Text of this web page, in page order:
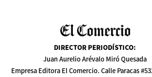
DIRECTOR PERIODÍSTICO:
Juan Aurelio Arévalo Miró Quesada
Empresa Editora El Comercio. Calle Paracas